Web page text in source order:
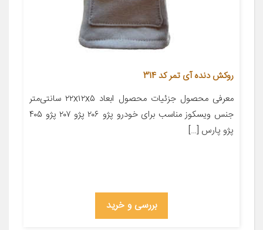
روکش دنده آی تمر کد 314
معرفی محصول جزئیات محصول ابعاد ۲۲x۱۲x۵ سانتی‌متر
جنس ویسکوز مناسب برای خودرو پژو ۲۰۶ پژو ۲۰۷ پژو ۴۰۵
پژو پارس […]
بررسی و خرید